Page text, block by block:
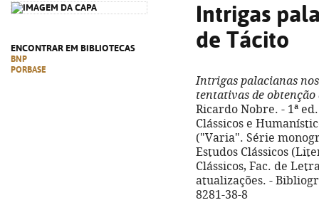
ENCONTRAR EM BIBLIOTECAS
BNP
PORBASE
Intrigas
de Tácito
Intrigas palacianas
tentativas de
Ricardo Nobre. - 1ª
Clássicos e
("Varia". Série
Estudos Clássicos
Clássicos, Fac. de
atualizações. -
8281-38-8